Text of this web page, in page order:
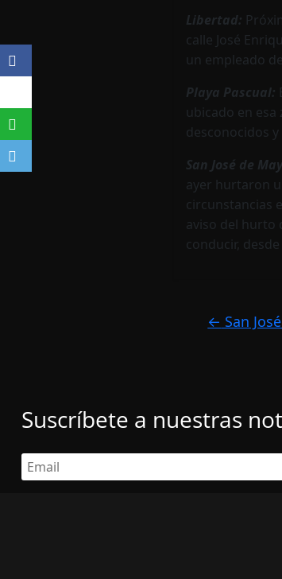
Libertad:
calle José
un empleado
Playa Pascual:
ubicado en
desconocidos
San José de
ayer hurtaron
circunstancias
aviso del hurto
conducir,
← San
Suscríbete a nuestras